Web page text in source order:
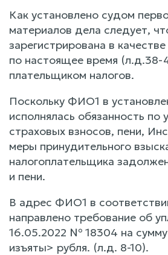
Как установлено судом
материалов дела следует,
зарегистрирована в
по настоящее время (л.д.38-
плательщиком налогов.
Поскольку ФИО1 в
исполнялась обязанность по
страховых взносов, пени,
меры принудительного
налогоплательщика
и пени.
В адрес ФИО1 в
направлено требование об
16.05.2022 № 18304 на
изъяты> рубля. (л.д. 8-10).